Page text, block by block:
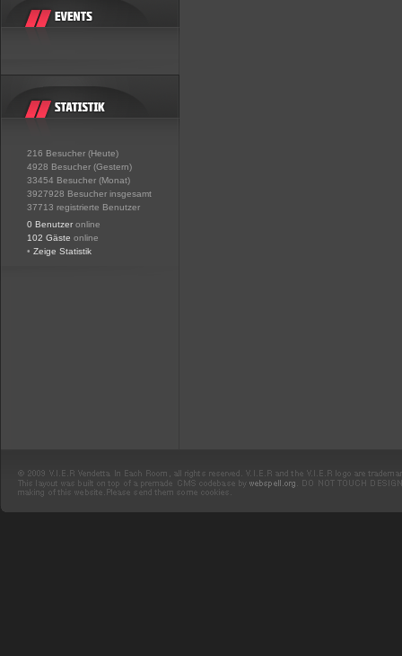
216 Besucher (Heute)
4928 Besucher (Gestern)
33454 Besucher (Monat)
3927928 Besucher insgesamt
37713 registrierte Benutzer
0 Benutzer online
102 Gäste online
• Zeige Statistik